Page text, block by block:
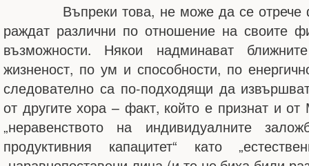
Въпреки това, не може да се отрече
раждат различни по отношение на своите
възможности. Някои надминават
жизненост, по ум и способности, по
следователно са по-подходящи да
от другите хора – факт, който е признат и от
„неравенството на индивидуалните
продуктивния капацитет“ като